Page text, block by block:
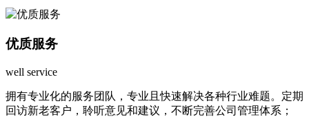
优质服务
well service
拥有专业化的服务团队，专业且快速解决各种行业难题。定期
回访新老客户，聆听意见和建议，不断完善公司管理体系；